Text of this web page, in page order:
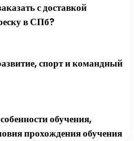
с доставкой
в СПб?
спорт и командный
обучения,
прохождения обучения